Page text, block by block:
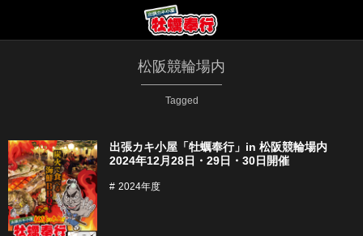
松阪競輪場内
Tagged
出張カキ小屋「牡蠣奉行」in 松阪競輪場内
2024年12月28日・29日・30日開催
2024年度